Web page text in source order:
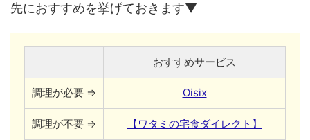
先におすすめを挙げておきます▼
おすすめサービス
調理が必要 ⇒ Oisix
調理が不要 ⇒ 【ワタミの宅食ダイレクト】